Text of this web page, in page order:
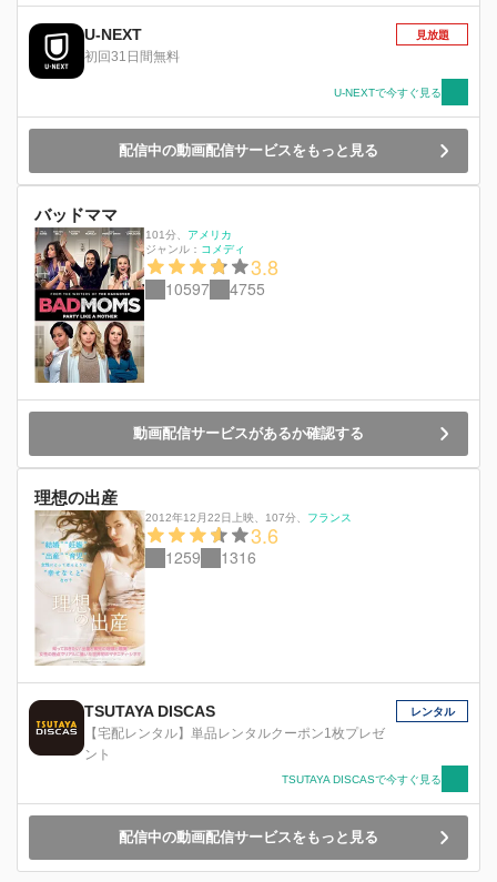
U-NEXT
初回31日間無料
見放題
U-NEXTで今すぐ見る
配信中の動画配信サービスをもっと見る
バッドママ
101分
アメリカ
ジャンル： コメディ
3.8
10597 4755
動画配信サービスがあるか確認する
理想の出産
2012年12月22日上映 107分 フランス
3.6
1259 1316
TSUTAYA DISCAS
【宅配レンタル】単品レンタルクーポン1枚プレゼ
ント
レンタル
TSUTAYA DISCASで今すぐ見る
配信中の動画配信サービスをもっと見る